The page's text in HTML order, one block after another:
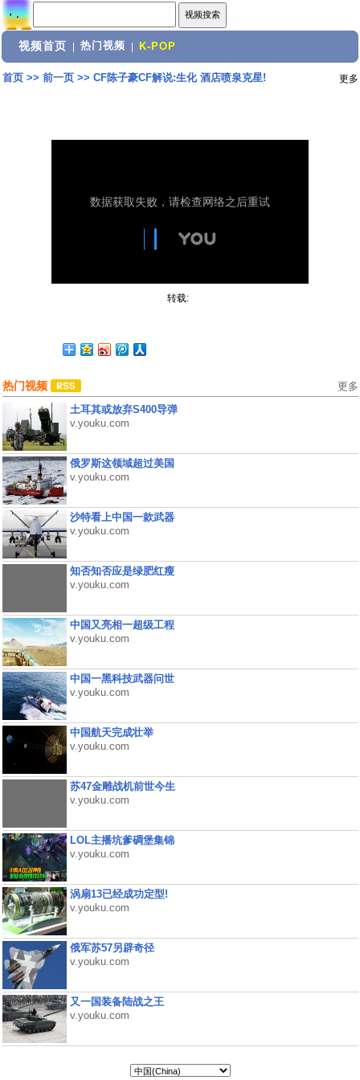
视频首页 热门视频 K-POP
首页>> 前一页>> CF陈子豪CF解说:生化 酒店喷泉克星! 更多
转载:
热门视频 更多
土耳其或放弃S400导弹
v.youku.com
俄罗斯这领域超过美国
v.youku.com
沙特看上中国一款武器
v.youku.com
知否知否应是绿肥红瘦
v.youku.com
中国又亮相一超级工程
v.youku.com
中国一黑科技武器问世
v.youku.com
中国航天完成壮举
v.youku.com
苏47金雕战机前世今生
v.youku.com
LOL主播坑爹碉堡集锦
v.youku.com
涡扇13已经成功定型!
v.youku.com
俄军苏57另辟奇径
v.youku.com
又一国装备陆战之王
v.youku.com